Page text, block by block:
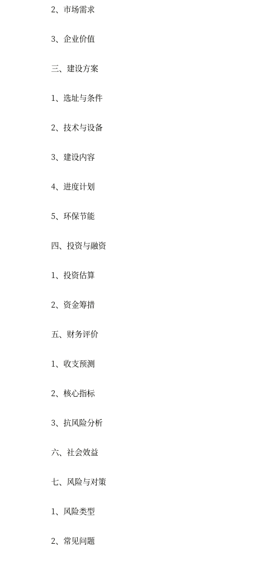
2、市场需求
3、企业价值
三、建设方案
1、选址与条件
2、技术与设备
3、建设内容
4、进度计划
5、环保节能
四、投资与融资
1、投资估算
2、资金筹措
五、财务评价
1、收支预测
2、核心指标
3、抗风险分析
六、社会效益
七、风险与对策
1、风险类型
2、常见问题